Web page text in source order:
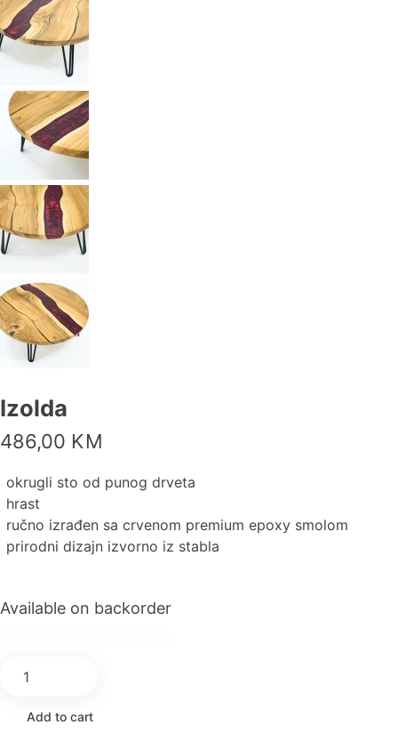
Izolda
486,00 KM
okrugli sto od punog drveta
hrast
ručno izrađen sa crvenom premium epoxy smolom
prirodni dizajn izvorno iz stabla
Available on backorder
Add to cart